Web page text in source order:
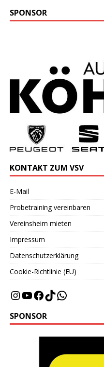
SPONSOR
KONTAKT ZUM VSV
E-Mail
Probetraining vereinbaren
Vereinsheim mieten
Impressum
Datenschutzerklärung
Cookie-Richtlinie (EU)
SPONSOR